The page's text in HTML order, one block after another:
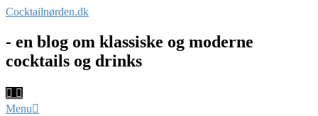
Skip
content
Cocktailnørden.dk
- en blog om klassiske og moderne
cocktails og drinks
Primary
Menu